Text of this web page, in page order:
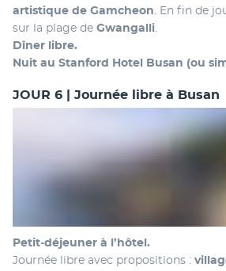
artistique de Gamcheon. En fin de
sur la plage de Gwangalli.
Dîner libre.
Nuit au Stanford Hotel Busan (ou
JOUR 6 | Journée libre à Busan
Petit‑déjeuner à l’hôtel.
Journée libre avec propositions :